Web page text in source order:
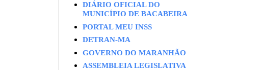
DIÁRIO OFICIAL DO
MUNICÍPIO DE BACABEIRA
PORTAL MEU INSS
DETRAN-MA
GOVERNO DO MARANHÃO
ASSEMBLEIA LEGISLATIVA